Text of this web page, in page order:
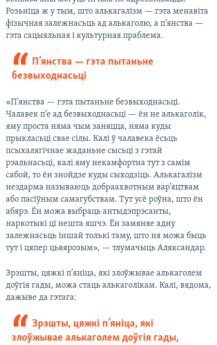
Розьніца ж у тым, што алькагалізм — гэта менавіта
фізычная залежнасьць ад алькаголю, а п’янства —
гэта сацыяльная і культурная праблема.
П’янства — гэта пытаньне
безвыходнасьці
«П’янства — гэта пытаньне безвыходнасьці.
Чалавек п’е ад безвыходнасьці — ён не алькаголік,
яму проста няма чым заняцца, няма куды
прыкласьці свае сілы. Калі ў чалавека ёсьць
псыхалягічнае жаданьне сысьці з гэтай
рэальнасьці, калі яму некамфортна тут з самім
сабой, то ён знойдзе куды сыходзіць. Алькагалізм
нездарма называюць добраахвотным вар’яцтвам
або пасіўным самагубствам. Тут усё роўна, што ён
абярэ. Ён можа выбраць антыдэпрэсанты,
наркотыкі ці нешта яшчэ. Ён замяняе адну
залежнасьць іншай толькі таму, што ня можа быць
тут і цяпер цьвярозым», — тлумачыць Аляксандар.
Зрэшты, цяжкі п’яніца, які злоўжывае алькаголем
доўгія гады, можа стаць алькаголікам. Калі, вядома,
дажыве да гэтага:
Зрэшты, цяжкі п’яніца, які
злоўжывае алькаголем доўгія гады,